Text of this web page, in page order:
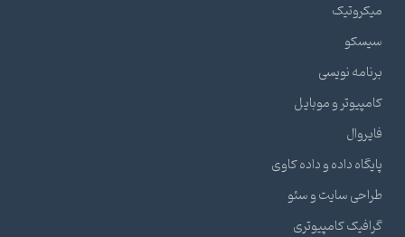
میکروتیک
سیسکو
برنامه نویسی
کامپیوتر و موبایل
فایروال
پایگاه داده و داده کاوی
طراحی سایت و سئو
گرافیک کامپیوتری